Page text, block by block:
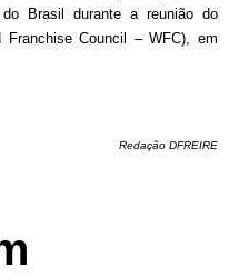
Brasil durante a reunião do
Franchise Council – WFC), em
Redação DFREIRE